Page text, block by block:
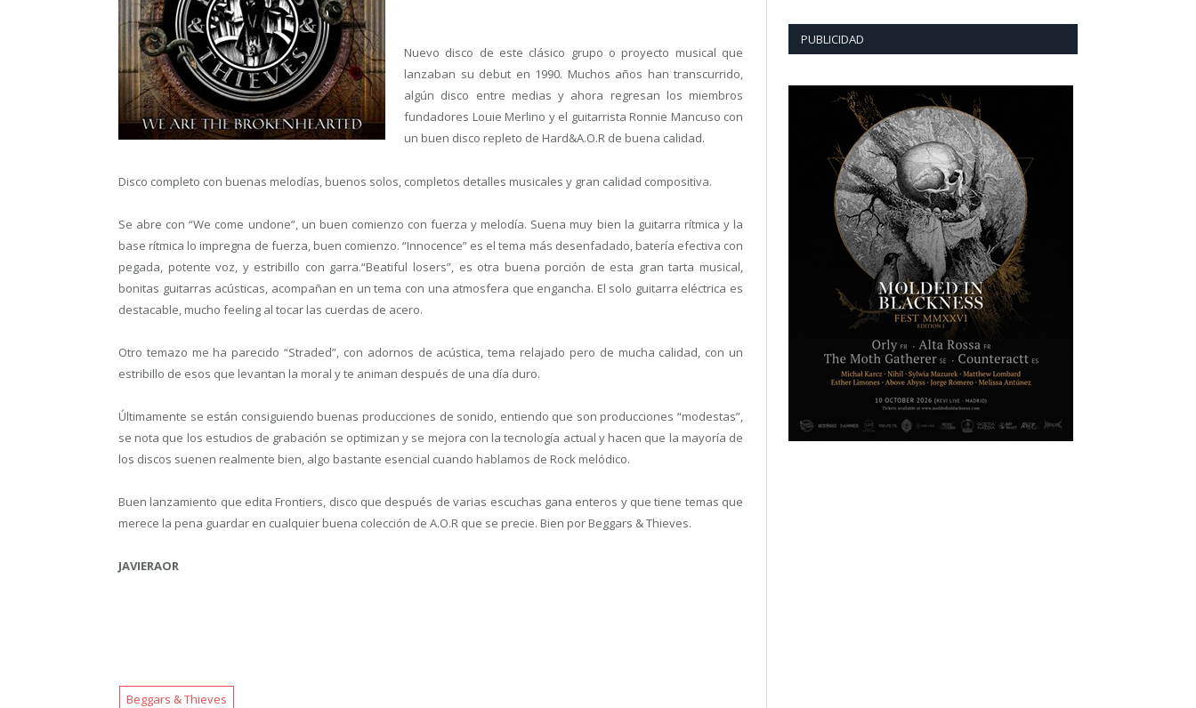
Nuevo disco de este clásico grupo o proyecto musical que
lanzaban su debut en 1990. Muchos años han transcurrido,
algún disco entre medias y ahora regresan los miembros
fundadores Louie Merlino y el guitarrista Ronnie Mancuso con
un buen disco repleto de Hard&A.O.R de buena calidad.
Disco completo con buenas melodías, buenos solos, completos detalles musicales y gran calidad compositiva.
Se abre con “We come undone”, un buen comienzo con fuerza y melodía. Suena muy bien la guitarra rítmica y la
base rítmica lo impregna de fuerza, buen comienzo. “Innocence” es el tema más desenfadado, batería efectiva con
pegada, potente voz, y estribillo con garra.“Beatiful losers”, es otra buena porción de esta gran tarta musical,
bonitas guitarras acústicas, acompañan en un tema con una atmosfera que engancha. El solo guitarra eléctrica es
destacable, mucho feeling al tocar las cuerdas de acero.
Otro temazo me ha parecido “Straded”, con adornos de acústica, tema relajado pero de mucha calidad, con un
estribillo de esos que levantan la moral y te animan después de una día duro.
Últimamente se están consiguiendo buenas producciones de sonido, entiendo que son producciones “modestas”,
se nota que los estudios de grabación se optimizan y se mejora con la tecnología actual y hacen que la mayoría de
los discos suenen realmente bien, algo bastante esencial cuando hablamos de Rock melódico.
Buen lanzamiento que edita Frontiers, disco que después de varias escuchas gana enteros y que tiene temas que
merece la pena guardar en cualquier buena colección de A.O.R que se precie. Bien por Beggars & Thieves.
JAVIERAOR
Beggars & Thieves
PUBLICIDAD